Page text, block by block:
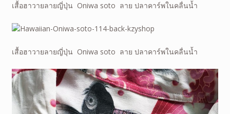
เสื้อฮาวายลายญี่ปุ่น Oniwa soto ลาย ปลาคาร์พในคลื่นน้ำ
เสื้อฮาวายลายญี่ปุ่น Oniwa soto ลาย ปลาคาร์พในคลื่นน้ำ